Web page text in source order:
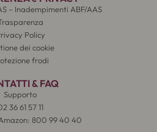
– Inadempimenti ABF/AAS
Policy
dei cookie
frodi
& FAQ
Supporto
36 61 57 11
800 99 40 40